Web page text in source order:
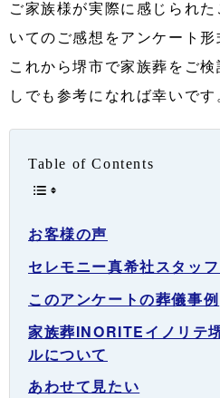
ご家族様が実際に感じられ
いてのご感想をアンケート形
これから堺市で家族葬をご
しでも参考になれば幸いです
Table of Contents
お客様の声
セレモニー真希社スタッ
このアンケートの葬儀事例
家族葬INORITEイノリテ
ルについて
あわせて見たい